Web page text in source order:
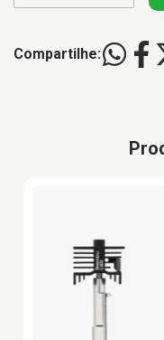
Compartilhe: